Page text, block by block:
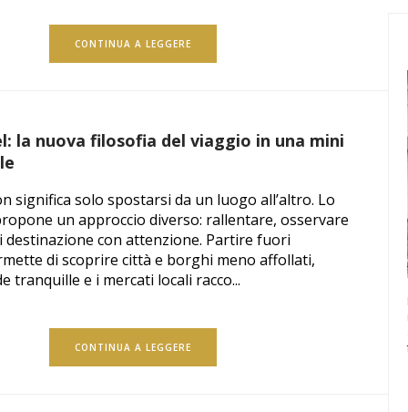
CONTINUA A LEGGERE
la nuova filosofia del viaggio in una mini
significa solo spostarsi da un luogo all’altro. Lo
un approccio diverso: rallentare, osservare
destinazione con attenzione. Partire fuori
di scoprire città e borghi meno affollati,
tranquille e i mercati locali racco...
CONTINUA A LEGGERE